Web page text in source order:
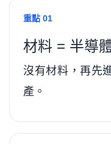
重點 01
材料 = 半導
沒有材料，再先
產。